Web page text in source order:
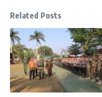
Related Posts